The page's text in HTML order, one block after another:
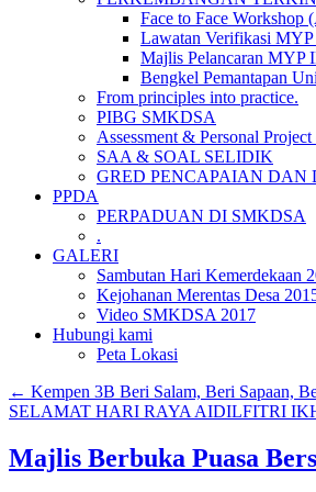
Face to Face Workshop
Lawatan Verifikasi
Majlis Pelancaran MYP
Bengkel Pemantapan
From principles into practice.
PIBG SMKDSA
Assessment & Personal Project
SAA & SOAL SELIDIK
GRED PENCAPAIAN DAN
PPDA
PERPADUAN DI SMKDSA
.
GALERI
Sambutan Hari Kemerdekaan
Kejohanan Merentas Desa
Video SMKDSA 2017
Hubungi kami
Peta Lokasi
← Kempen 3B Beri Salam, Beri Sapaan,
SELAMAT HARI RAYA AIDILFITRI
Majlis Berbuka Puasa